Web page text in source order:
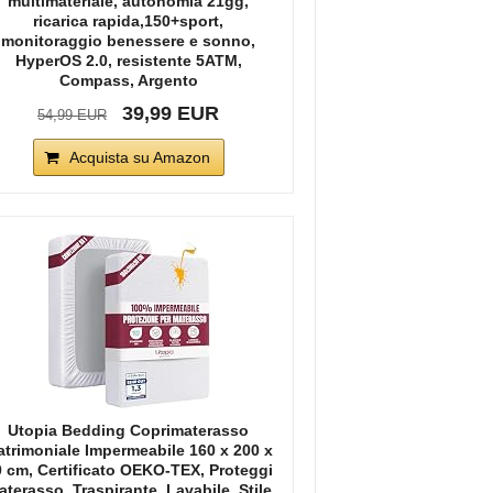
ricarica rapida,150+sport,
monitoraggio benessere e sonno,
HyperOS 2.0, resistente 5ATM,
Compass, Argento
54,99 EUR 39,99 EUR
Acquista su Amazon
Utopia Bedding Coprimaterasso
Impermeabile 160 x 200 x
cm, Certificato OEKO-TEX, Proteggi